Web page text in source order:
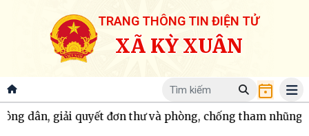
TRANG THÔNG TIN ĐIỆN TỬ
XÃ KỲ XUÂN
dân, giải quyết đơn thư và phòng, chống tham nhũng 6